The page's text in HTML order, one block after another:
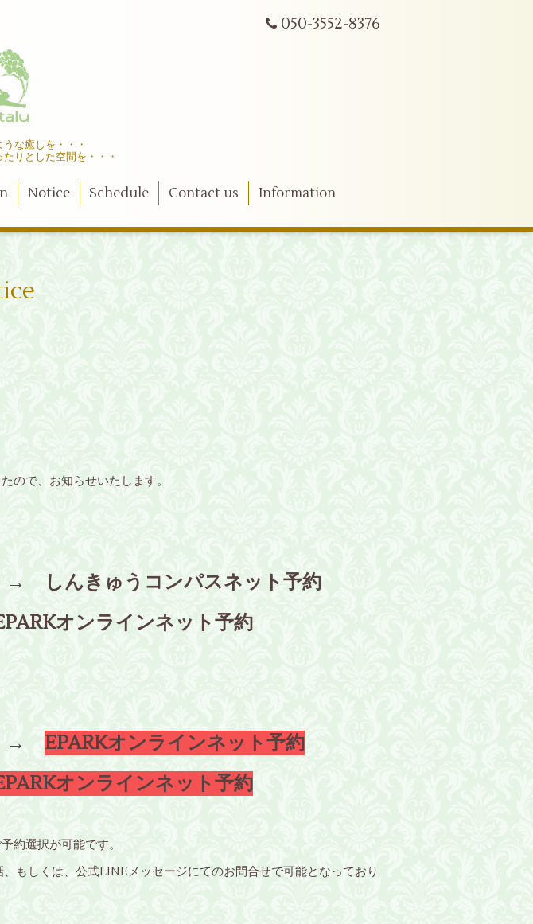
050-3552-8376
な癒しを・・・
りとした空間を・・・
Notice Schedule Contact us Information
ので、お知らせいたします。
→ しんきゅうコンパスネット予約
オンラインネット予約
→ EPARKオンラインネット予約
オンラインネット予約
約選択が可能です。
もしくは、公式LINEメッセージにてのお問合せで可能となっており